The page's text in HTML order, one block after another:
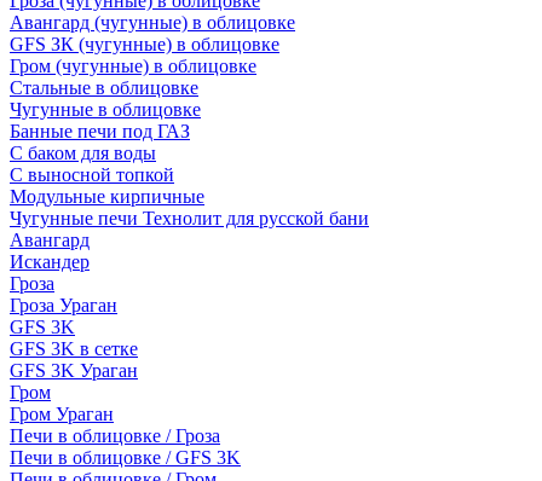
Авангард (чугунные) в облицовке
GFS ЗК (чугунные) в облицовке
Гром (чугунные) в облицовке
Стальные в облицовке
Чугунные в облицовке
Банные печи под ГАЗ
С баком для воды
С выносной топкой
Модульные кирпичные
Чугунные печи Технолит для русской бани
Авангард
Искандер
Гроза
Гроза Ураган
GFS 3K
GFS 3K в сетке
GFS 3K Ураган
Гром
Гром Ураган
Печи в облицовке / Гроза
Печи в облицовке / GFS 3K